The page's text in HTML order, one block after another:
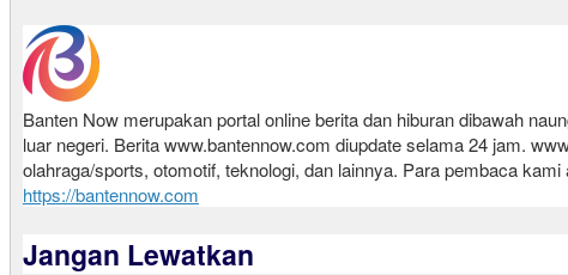
Banten Now merupakan portal online berita dan hiburan dibawah
luar negeri. Berita www.bantennow.com diupdate selama 24 jam.
olahraga/sports, otomotif, teknologi, dan lainnya. Para pembaca
https://bantennow.com
Jangan Lewatkan